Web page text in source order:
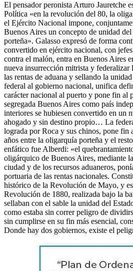
El pensador peronista Arturo Jauretche
Política «en la revolución del 80, la
el Ejército Nacional impone,
Buenos Aires un concepto de unidad
porteña». Galasso expresó de forma
convertido en ejército nacional, con
contra el malón, entra en Buenos Aires
nueva insurrección mitrista y federalizar
las rentas de aduana y sellando la
federal al gobierno nacional, unifica
carácter nacional al puerto y pone fin al
segregada Buenos Aires como país
interiores se hubiesen convertido en un
ahogado y sin destino propio… La
lograda por Roca y sus chinos, pone fin
años entre la oligarquía porteña y el
enfático fue Alberdi: «el
oligárquico de Buenos Aires, mediante
ciudad y de los recursos aduaneros,
portuaria de las rentas nacionales.
histórico de la Revolución de Mayo, y
Revolución de 1880, realizada bajo la
sellaban con el sable la unidad del
como estaba sin correr peligro de
sin cumplirse en su fin más esencial,
Donde hay dos gobiernos, existe el